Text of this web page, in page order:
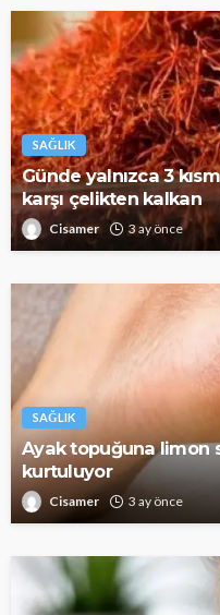
SAĞLIK
Günde yalnızca 3
karşı çelikten kalkan
Cisamer 3 ay önce
SAĞLIK
Ayak topuğuna limon
kurtuluyor
Cisamer 3 ay önce